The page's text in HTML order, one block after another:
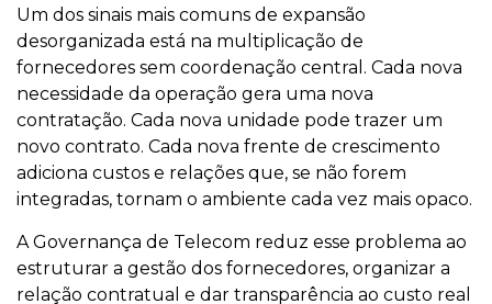
Um dos sinais mais comuns de expansão
desorganizada está na multiplicação de
fornecedores sem coordenação central. Cada nova
necessidade da operação gera uma nova
contratação. Cada nova unidade pode trazer um
novo contrato. Cada nova frente de crescimento
adiciona custos e relações que, se não forem
integradas, tornam o ambiente cada vez mais opaco.
A Governança de Telecom reduz esse problema ao
estruturar a gestão dos fornecedores, organizar a
relação contratual e dar transparência ao custo real